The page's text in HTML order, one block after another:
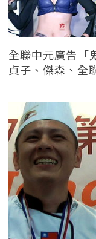
全聯中元廣告「
貞子、傑森、全